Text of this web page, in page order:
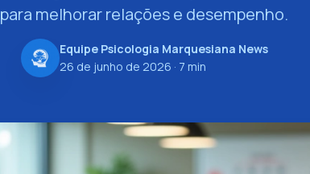
para melhorar relações e desempenho.
Equipe Psicologia Marquesiana News
26 de junho de 2026 · 7 min